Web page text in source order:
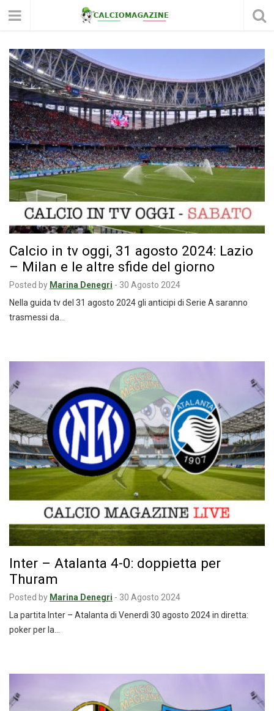
Calcio in tv oggi, 31 agosto 2024: Lazio
– Milan e le altre sfide del giorno
Posted by Marina Denegri - 30 Agosto 2024
Nella guida tv del 31 agosto 2024 gli anticipi di Serie A saranno
trasmessi da…
Inter – Atalanta 4-0: doppietta per
Thuram
Posted by Marina Denegri - 30 Agosto 2024
La partita Inter – Atalanta di Venerdì 30 agosto 2024 in diretta:
poker per la…